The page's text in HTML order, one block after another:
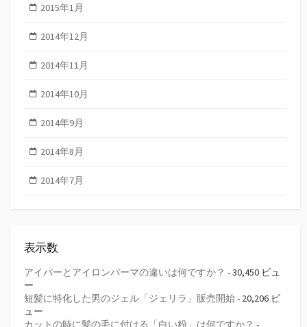
2015年1月
2014年12月
2014年11月
2014年10月
2014年9月
2014年8月
2014年7月
表示数
アイパーとアイロンパーマの違いは何ですか？ - 30,450 ビュ
ー
短髪に特化した男のジェル「ジェリラ」販売開始- 20,206 ビ
ュー
カットの時に髪の毛に付ける「白い粉」は何ですか？ -